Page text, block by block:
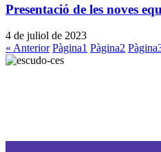
Presentació de les noves
4 de juliol de 2023
« Anterior Pàgina1 Pàgina2 Pàgina